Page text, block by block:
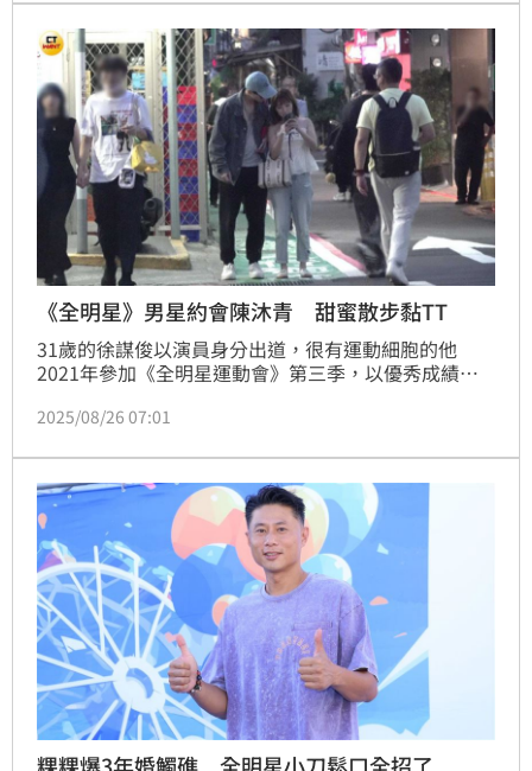
都很帥耶！」主播群更一致票選祖雄擁有「最棒的身
材」。蔡維歆
《全明星》男星約會陳沐青 甜蜜散步黏TT
31歲的徐謀俊以演員身分出道，很有運動細胞的他
2021年參加《全明星運動會》第三季，以優秀成績成
《印象·青春》播出，與22歲小鮮肉簡楨庭共譜浪漫師
刊CTWANT日前直擊徐謀俊與同是演員的陳沐青浪漫約
會，兩人沒有太大尺度的互動，到咖啡廳約會後黏TT
地走到捷運站便各自解散，相處模式看起來相當純愛。
2025/08/26 07:01